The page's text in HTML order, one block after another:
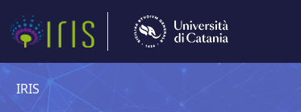
IRIS